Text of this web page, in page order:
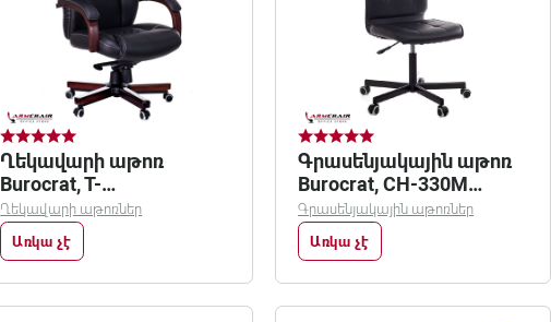
Ղեկավարի աթոռ
Burocrat, T-
9923/Walnut/black
Ղեկավարի աթոռներ
Առկա չէ
Գրասենյակային աթոռ
Burocrat, CH-330M
черный Leather black
Գրասենյակային աթոռներ
Առկա չէ